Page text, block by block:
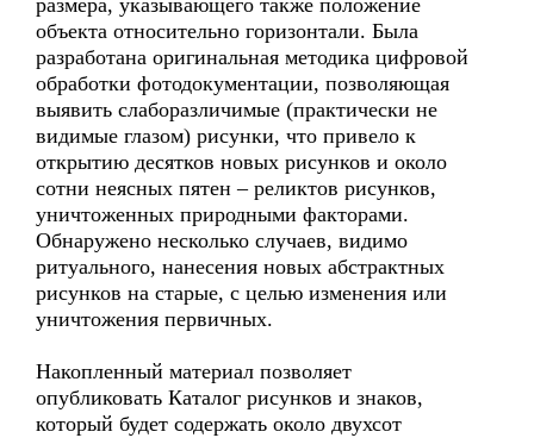
размера, указывающего также положение
объекта относительно горизонтали. Была
разработана оригинальная методика цифровой
обработки фотодокументации, позволяющая
выявить слаборазличимые (практически не
видимые глазом) рисунки, что привело к
открытию десятков новых рисунков и около
сотни неясных пятен – реликтов рисунков,
уничтоженных природными факторами.
Обнаружено несколько случаев, видимо
ритуального, нанесения новых абстрактных
рисунков на старые, с целью изменения или
уничтожения первичных.
Накопленный материал позволяет
опубликовать Каталог рисунков и знаков,
который будет содержать около двухсот